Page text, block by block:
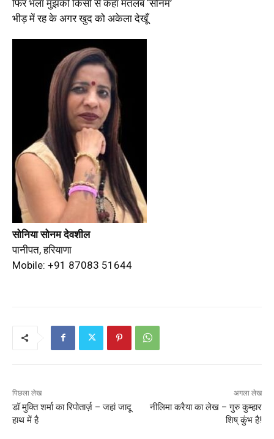
फिर भला मुझको किसी से कहाँ मतलब ‘सोनम’
भीड़ में रह के अगर खुद को अकेला देखूँ
सोनिया सोनम देवशील
पानीपत, हरियाणा
Mobile: +91 87083 51644
पिछला लेख
डॉ मुक्ति शर्मा का रिपोतार्ज़ – जहां जादू
हाथ में है
अगला लेख
नीलिमा करैया का लेख – गुरु कुम्हार
शिष् कुंभ है!